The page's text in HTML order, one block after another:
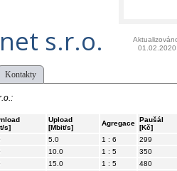
s.r.o.
01.02.2020
Kontakty
s]
Upload
[Mbit/s]
Agregace Paušál
[Kč]
5.0 1 : 6
299
10.0 1 : 5
350
15.0 1 : 5
480